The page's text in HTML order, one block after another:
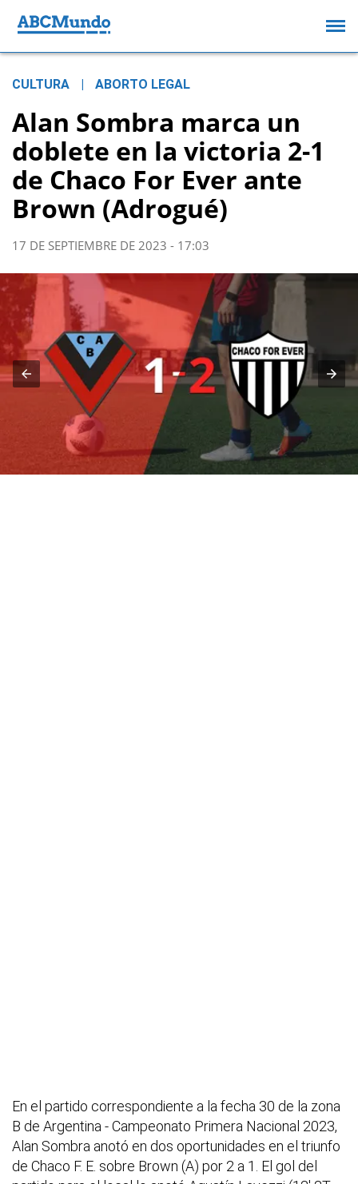
CULTURA ABORTO LEGAL
Alan Sombra marca un
doblete en la victoria 2-1
de Chaco For Ever ante
Brown (Adrogué)
17 DE SEPTIEMBRE DE 2023 - 17:03
En el partido correspondiente a la fecha 30 de la zona
B de Argentina - Campeonato Primera Nacional 2023,
Alan Sombra anotó en dos oportunidades en el triunfo
de Chaco F. E. sobre Brown (A) por 2 a 1. El gol del